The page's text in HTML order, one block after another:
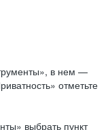
в нем —
отметьте
выбрать пункт